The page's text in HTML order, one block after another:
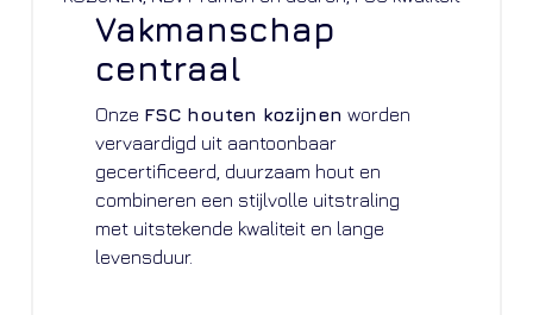
Vakmanschap
centraal
Onze FSC houten kozijnen worden
vervaardigd uit aantoonbaar
gecertificeerd, duurzaam hout en
combineren een stijlvolle uitstraling
met uitstekende kwaliteit en lange
levensduur.